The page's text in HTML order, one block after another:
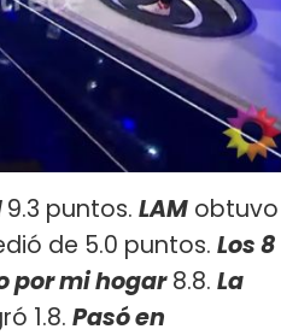
9.3 puntos. LAM obtuvo
de 5.0 puntos. Los 8
por mi hogar8.8. La
1.8. Pasó en